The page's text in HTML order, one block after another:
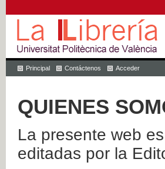
Principal Contáctenos Acceder
QUIENES
La presente web
editadas por la